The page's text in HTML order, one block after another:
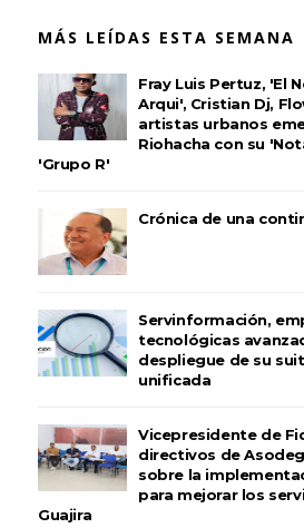
MÁS LEÍDAS ESTA SEMANA
Fray Luis Pertuz, 'El
Arqui', Cristian Dj,
artistas urbanos
Riohacha con su
'Grupo R'
Crónica de una
Servinformación,
tecnológicas
despliegue de su
unificada
Vicepresidente de
directivos de
sobre la
para mejorar los
Guajira